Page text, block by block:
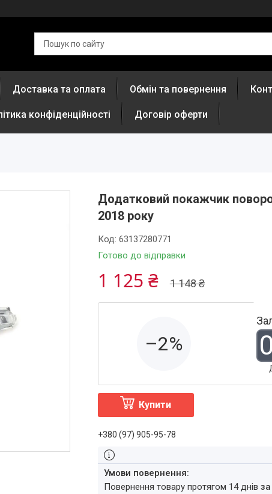
Доставка та оплата Обмін та повернення
конфіденційності Договір оферти
Додатковий покажчик
2018 року
Готово до відправки
Код: 63137280771
1 148 ₴
1 125 ₴
–2% 0
Купити
+380 (97) 905-95-78
повернення товару протягом 14 днів